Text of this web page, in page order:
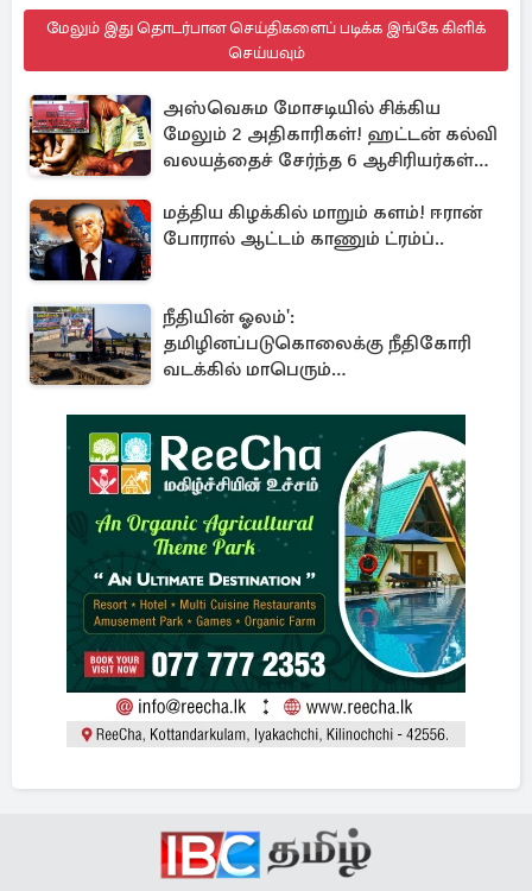
மேலும் இது தொடர்பான செய்திகளைப் படிக்க இங்கே கிளிக்
செய்யவும்
அஸ்வெசும மோசடியில் சிக்கிய
மேலும் 2 அதிகாரிகள்! ஹட்டன் கல்வி
வலயத்தைச் சேர்ந்த 6 ஆசிரியர்கள்
மத்திய கிழக்கில் மாறும் களம்! ஈரான்
போரால் ஆட்டம் காணும் ட்ரம்ப்..
நீதியின் ஓலம்':
தமிழினப்படுகொலைக்கு நீதிகோரி
வடக்கில் மாபெரும்